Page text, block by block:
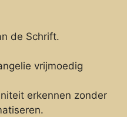
de Schrift.
vrijmoedig
erkennen zonder